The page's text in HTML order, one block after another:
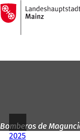
Saltar al contenido
A
la
página
Bomberos de
2025